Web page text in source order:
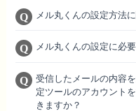
メル丸くんの設定方法
メル丸くんの設定に必
受信したメールの内容
定ツールのアカウント
きますか？